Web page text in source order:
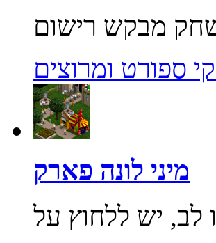
ספורט ומרוצים
מיני לונה פארק